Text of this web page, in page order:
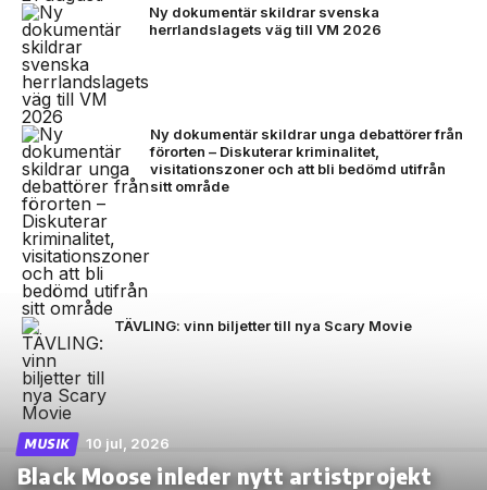
Ny dokumentär skildrar svenska
herrlandslagets väg till VM 2026
Ny dokumentär skildrar unga debattörer från
förorten – Diskuterar kriminalitet,
visitationszoner och att bli bedömd utifrån
sitt område
TÄVLING: vinn biljetter till nya Scary Movie
MUSIK 10 jul, 2026
Black Moose inleder nytt artistprojekt